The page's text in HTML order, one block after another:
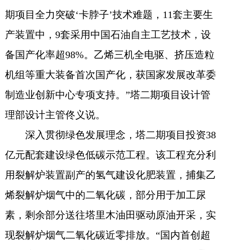
期项目全力突破‘卡脖子’技术难题，11套主要生
产装置中，9套采用中国石油自主工艺技术，设
备国产化率超98%。乙烯三机全电驱、挤压造粒
机组等重大装备首次国产化，获国家发展改革委
制造业创新中心专项支持。”塔二期项目设计管
理部设计主管佟义说。
深入贯彻绿色发展理念，塔二期项目投资38
亿元配套建设绿色低碳示范工程。该工程充分利
用裂解炉装置副产的氢气建设化肥装置，捕集乙
烯裂解炉烟气中的二氧化碳，部分用于加工尿
素，剩余部分送往塔里木油田驱动原油开采，实
现裂解炉烟气二氧化碳近零排放。“国内首创超